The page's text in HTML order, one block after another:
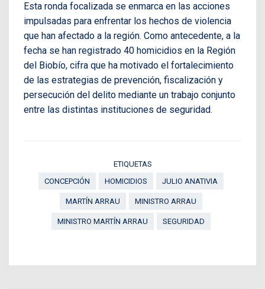
Esta ronda focalizada se enmarca en las acciones
impulsadas para enfrentar los hechos de violencia
que han afectado a la región. Como antecedente, a la
fecha se han registrado 40 homicidios en la Región
del Biobío, cifra que ha motivado el fortalecimiento
de las estrategias de prevención, fiscalización y
persecución del delito mediante un trabajo conjunto
entre las distintas instituciones de seguridad.
ETIQUETAS
CONCEPCIÓN
HOMICIDIOS JULIO ANATIVIA
MARTÍN ARRAU MINISTRO ARRAU
MINISTRO MARTÍN ARRAU SEGURIDAD